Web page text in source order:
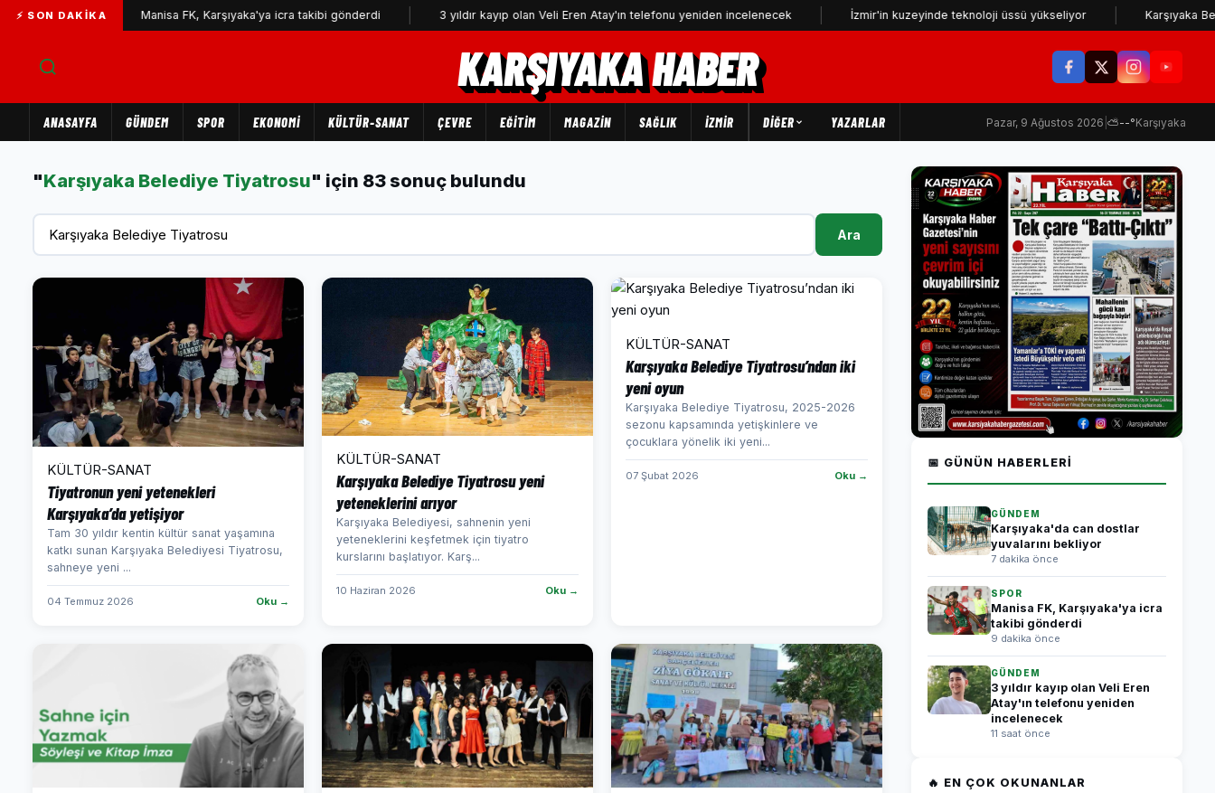
⚡ SON DAKIKAManisa FK, Karşıyaka'ya icra takibi gönderdi 3 yıldır kayıp olan Veli Eren Atay'ın telefonu yeniden incelenecek İzmir'in kuzeyinde teknoloji üssü yükseliyor Karşıyaka
KARŞIYAKA HABER
ANASAYFA GÜNDEM SPOR EKONOMİ KÜLTÜR-SANAT ÇEVRE EĞİTİM MAGAZİN SAĞLIK İZMİR DIĞER YAZARLAR Pazar, 9 Ağustos 2026 ⛅--°Karşıyaka
"Karşıyaka Belediye Tiyatrosu" için 83 sonuç bulundu
Ara
KÜLTÜR-SANAT
Tiyatronun yeni yetenekleri
Karşıyaka’da yetişiyor
Tam 30 yıldır kentin kültür sanat yaşamına
katkı sunan Karşıyaka Belediyesi Tiyatrosu,
sahneye yeni ...
04 Temmuz 2026 Oku →
KÜLTÜR-SANAT
Karşıyaka Belediye Tiyatrosu yeni
yeteneklerini arıyor
Karşıyaka Belediyesi, sahnenin yeni
yeteneklerini keşfetmek için tiyatro
kurslarını başlatıyor. Karş...
10 Haziran 2026 Oku →
KÜLTÜR-SANAT
Karşıyaka Belediye Tiyatrosu’ndan iki
yeni oyun
Karşıyaka Belediye Tiyatrosu, 2025-2026
sezonu kapsamında yetişkinlere ve
çocuklara yönelik iki yeni...
07 Şubat 2026 Oku →
📅 GÜNÜN HABERLERI
GÜNDEM
Karşıyaka'da can dostlar
yuvalarını bekliyor
7 dakika önce
SPOR
Manisa FK, Karşıyaka'ya icra
takibi gönderdi
9 dakika önce
GÜNDEM
3 yıldır kayıp olan Veli Eren
Atay'ın telefonu yeniden
incelenecek
11 saat önce
🔥 EN ÇOK OKUNANLAR